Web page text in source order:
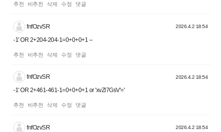
추천 비추천 삭제 수정 댓글
fnfOzvSR 2026.4.2 18:54
-1' OR 2+204-204-1=0+0+0+1 --
추천 비추천 삭제 수정 댓글
fnfOzvSR 2026.4.2 18:54
-1' OR 2+461-461-1=0+0+0+1 or 'xvZl7GsV'='
추천 비추천 삭제 수정 댓글
fnfOzvSR 2026.4.2 18:54